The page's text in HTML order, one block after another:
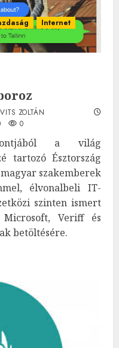
Internet
ZOLTÁN
0
a világ
tartozó Észtország
szakemberek
élvonalbeli IT-
szinten ismert
Veriff és
betöltésére.